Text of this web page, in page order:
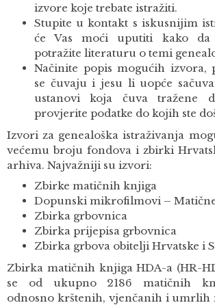
izvore koje trebate istražiti.
Stupite u kontakt s iskusnijim
će Vas moći uputiti kako da
potražite literaturu o temi
Načinite popis mogućih izvora,
se čuvaju i jesu li uopće
ustanovi koja čuva tražene
provjerite podatke do kojih ste
Izvori za genealoška istraživanja
većemu broju fondova i zbirki
arhiva. Najvažniji su izvori:
Zbirke matičnih knjiga
Dopunski mikrofilmovi –
Zbirka grbovnica
Zbirka prijepisa grbovnica
Zbirka grbova obitelji Hrvatske i
Zbirka matičnih knjiga HDA-a (HR-
se od ukupno 2186 matičnih
odnosno krštenih, vjenčanih i umrlih